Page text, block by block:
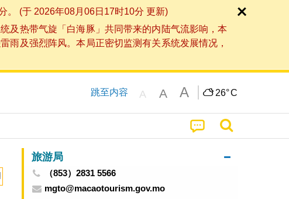
。 (于 2026年08月06日17时10分 更新)
及热带气旋「白海豚」共同带来的内陆气流影响，本
雨及强烈阵风。本局正密切监测有关系统发展情况，
跳至内容 A A A 26°C
旅游局
（853）2831 5566
mgto@macaotourism.gov.mo